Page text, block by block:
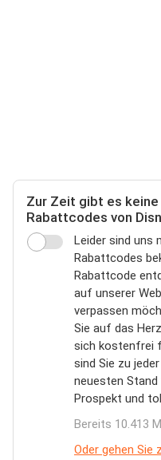
Zur Zeit gibt es keine
Rabattcodes von
Leider sind uns
Rabattcodes
Rabattcode
auf unserer
verpassen
Sie auf das
sich kostenfrei
sind Sie zu
neuesten Stand
Prospekt und
Bereits 10.413
Oder gehen Sie